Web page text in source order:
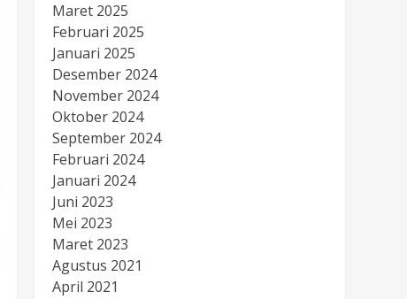
Maret 2025
Februari 2025
Januari 2025
Desember 2024
November 2024
Oktober 2024
September 2024
Februari 2024
Januari 2024
Juni 2023
Mei 2023
Maret 2023
Agustus 2021
April 2021